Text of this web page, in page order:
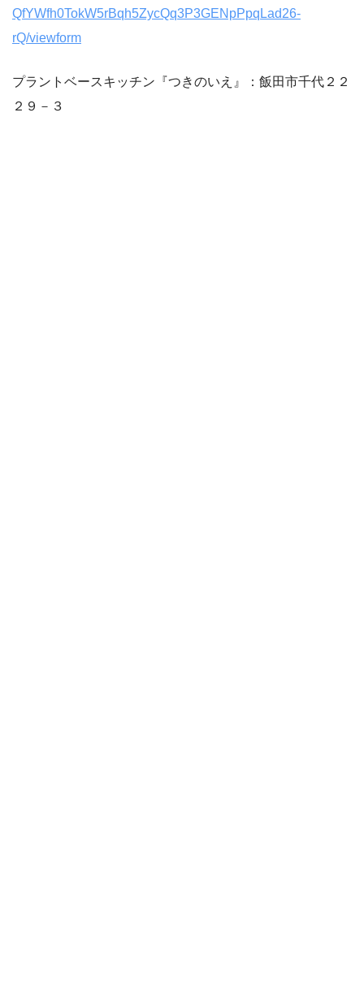
QfYWfh0TokW5rBqh5ZycQq3P3GENpPpqLad26-
rQ/viewform
プラントベースキッチン『つきのいえ』：飯田市千代２２
２９－３